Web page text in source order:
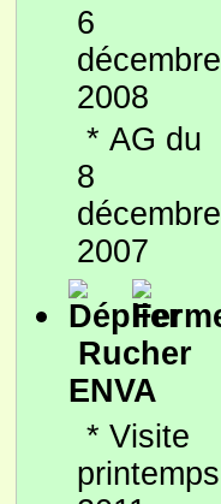
6
décembre
2008
* AG du
8
décembre
2007
Rucher
ENVA
* Visite
printemps